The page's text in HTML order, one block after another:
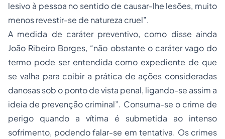
lesivo à pessoa no sentido de causar-lhe lesões, muito
menos revestir-se de natureza cruel”.
A medida de caráter preventivo, como disse ainda
João Ribeiro Borges, “não obstante o caráter vago do
termo pode ser entendida como expediente de que
se valha para coibir a prática de ações consideradas
danosas sob o ponto de vista penal, ligando-se assim a
ideia de prevenção criminal”. Consuma-se o crime de
perigo quando a vítima é submetida ao intenso
sofrimento, podendo falar-se em tentativa. Os crimes